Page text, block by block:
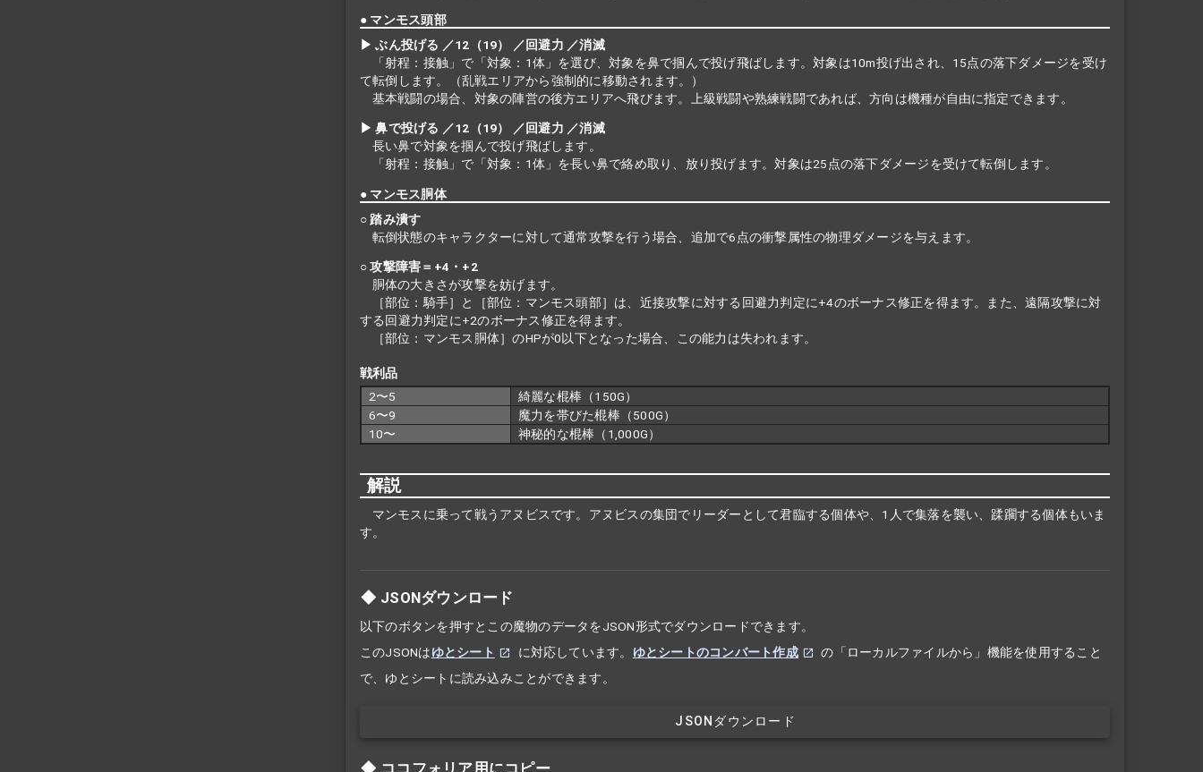
● マンモス頭部
▶ ぶん投げる ／12（19） ／回避力 ／消滅
「射程：接触」で「対象：1体」を選び、対象を鼻で掴んで投げ飛ばします。対象は10m投げ出され、15点の落下ダメージを受け
て転倒します。（乱戦エリアから強制的に移動されます。）
基本戦闘の場合、対象の陣営の後方エリアへ飛びます。上級戦闘や熟練戦闘であれば、方向は機種が自由に指定できます。
▶ 鼻で投げる ／12（19） ／回避力 ／消滅
長い鼻で対象を掴んで投げ飛ばします。
「射程：接触」で「対象：1体」を長い鼻で絡め取り、放り投げます。対象は25点の落下ダメージを受けて転倒します。
● マンモス胴体
○ 踏み潰す
転倒状態のキャラクターに対して通常攻撃を行う場合、追加で6点の衝撃属性の物理ダメージを与えます。
○ 攻撃障害＝+4・+2
胴体の大きさが攻撃を妨げます。
［部位：騎手］と［部位：マンモス頭部］は、近接攻撃に対する回避力判定に+4のボーナス修正を得ます。また、遠隔攻撃に対
する回避力判定に+2のボーナス修正を得ます。
［部位：マンモス胴体］のHPが0以下となった場合、この能力は失われます。
戦利品
2〜5
綺麗な棍棒（150G）
6〜9
魔力を帯びた棍棒（500G）
10〜
神秘的な棍棒（1,000G）
解説
マンモスに乗って戦うアヌビスです。アヌビスの集団でリーダーとして君臨する個体や、1人で集落を襲い、蹂躙する個体もいま
す。
JSONダウンロード
以下のボタンを押すとこの魔物のデータをJSON形式でダウンロードできます。
このJSONはゆとシート に対応しています。 ゆとシートのコンバート作成
の「ローカルファイルから」機能を使用すること
で、ゆとシートに読み込みことができます。
JSONダウンロード
ココフォリア用にコピー